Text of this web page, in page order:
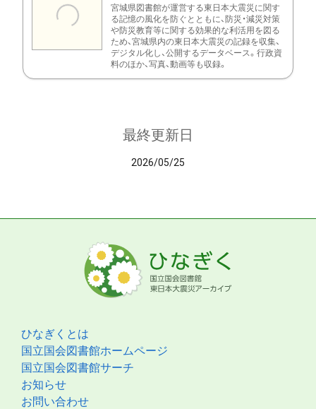
宮城県図書館が運営する東日本大震災に関す
る記憶の風化を防ぐとともに、防災・減災対策
や防災教育等に関する効果的な利活用を図る
ため、宮城県内の東日本大震災の記録を収集、
デジタル化し、公開するデータベース。行政資
料のほか、写真、動画等も収録。
最終更新日
2026/05/25
ひなぎくとは
国立国会図書館ホームページ
国立国会図書館サーチ
お知らせ
お問い合わせ